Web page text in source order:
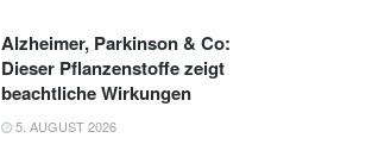
Alzheimer, Parkinson & Co:
Dieser Pflanzenstoffe zeigt
beachtliche Wirkungen
5. AUGUST 2026